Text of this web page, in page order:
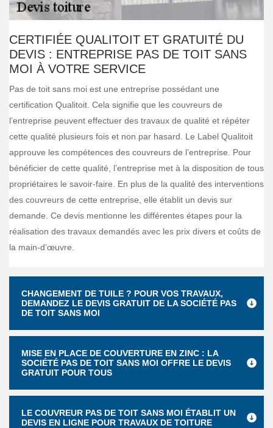
CERTIFIÉE QUALITOIT ET GRATUITÉ DU
DEVIS : ENTREPRISE PAS DE TOIT SANS
MOI À VOTRE SERVICE
Pas de toit sans moi est une entreprise possédant une
certification Qualitoit. Cela signifie que les couvreurs de
l’entreprise peuvent effectuer des travaux de qualité et répéter
cette qualité plusieurs fois et non par hasard. Le Label Qualitoit
approuve les compétences des couvreurs de l’entreprise. Pour
bénéficier de cette qualité, l’entreprise met à la disposition de tous
propriétaires le savoir-faire. En plus de la qualité des interventions
des couvreurs de cette entreprise, elle établit un devis sur
demande. Ce devis mentionne les différentes étapes pour la
réalisation des travaux demandés avec les prix divers et coûts de
la main-d’œuvre.
CHANGEMENT DE TUILE ? POUR VOS TRAVAUX,
DEMANDEZ LE DEVIS GRATUIT DE LA SOCIÉTÉ PAS
DE TOIT SANS MOI
MISE EN PLACE DE COUVERTURE EN ZINC : LA
SOCIÉTÉ PAS DE TOIT SANS MOI OFFRE LE DEVIS
GRATUIT POUR TOUS
LE COUVREUR PAS DE TOIT SANS MOI ÉTABLIT UN
DEVIS EN LIGNE POUR TRAVAUX DE TOITURE